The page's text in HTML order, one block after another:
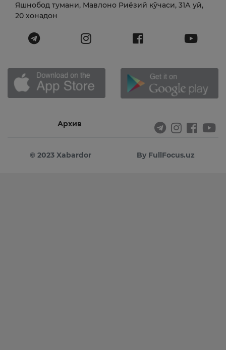
Яшнобод тумани, Мавлоно Риёзий кўчаси, 31А уй,
20 хонадон
Архив
© 2023 Xabardor By FullFocus.uz